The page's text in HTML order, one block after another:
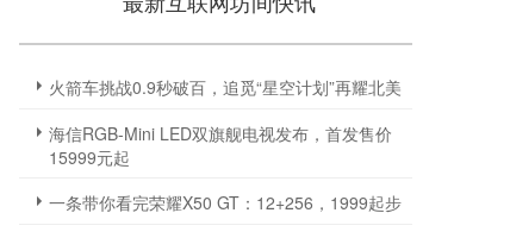
火箭车挑战0.9秒破百，追觅“星空计划”再耀北美
海信RGB-Mini LED双旗舰电视发布，首发售价
15999元起
一条带你看完荣耀X50 GT：12+256，1999起步